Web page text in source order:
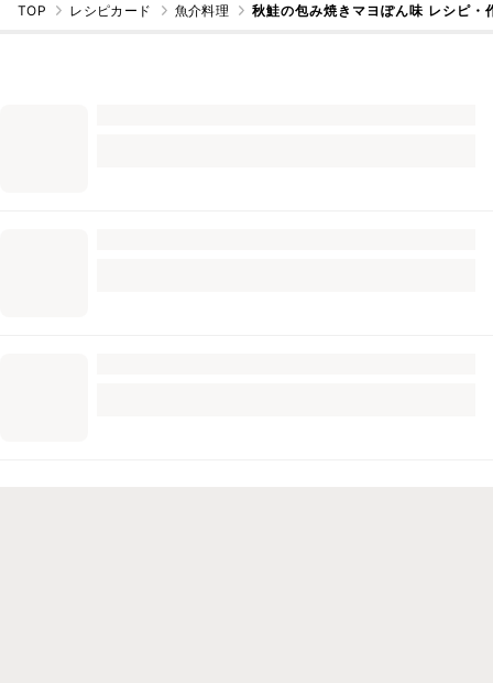
TOP レシピカード 魚介料理 秋鮭の包み焼きマヨぽん味 レシピ・